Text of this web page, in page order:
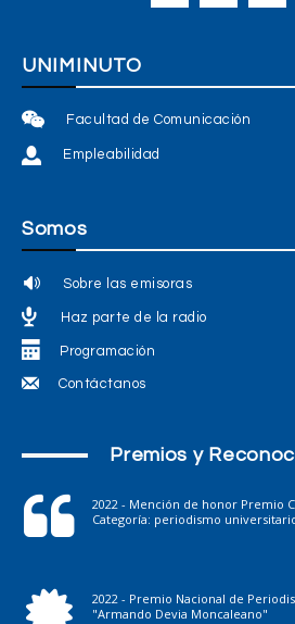
UNIMINUTO
Facultad de Comunicación
Empleabilidad
Somos
Sobre las emisoras
Haz parte de la radio
Programación
Contáctanos
Premios y
2022 - Mención de honor Premio
Categoría: periodismo
2022 - Premio Nacional de
"Armando Devia Moncaleano"